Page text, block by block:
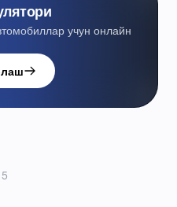
учун онлайн